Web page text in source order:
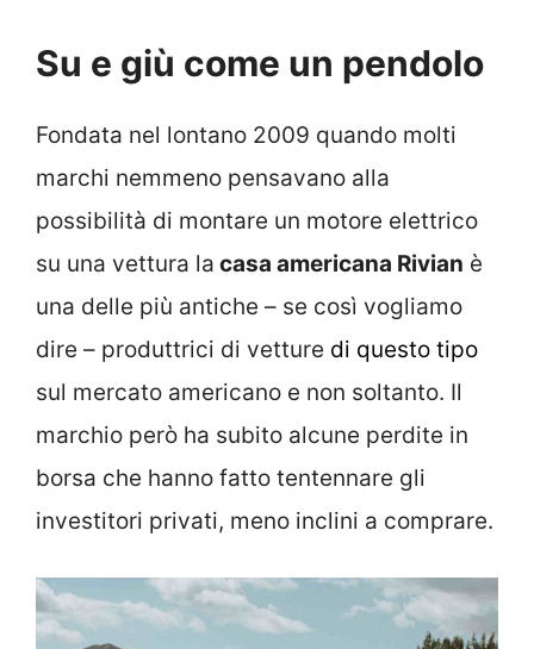
Su e giù come un pendolo
Fondata nel lontano 2009 quando molti
marchi nemmeno pensavano alla
possibilità di montare un motore elettrico
su una vettura la casa americana Rivian è
una delle più antiche – se così vogliamo
dire – produttrici di vetture di questo tipo
sul mercato americano e non soltanto. Il
marchio però ha subito alcune perdite in
borsa che hanno fatto tentennare gli
investitori privati, meno inclini a comprare.